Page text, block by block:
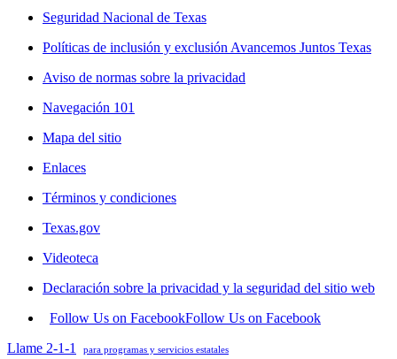
Seguridad Nacional de Texas
Políticas de inclusión y exclusión Avancemos Juntos Texas
Aviso de normas sobre la privacidad
Navegación 101
Mapa del sitio
Enlaces
Términos y condiciones
Texas.gov
Videoteca
Declaración sobre la privacidad y la seguridad del sitio web
Follow Us on FacebookFollow Us on Facebook
Llame 2-1-1
para programas y servicios estatales